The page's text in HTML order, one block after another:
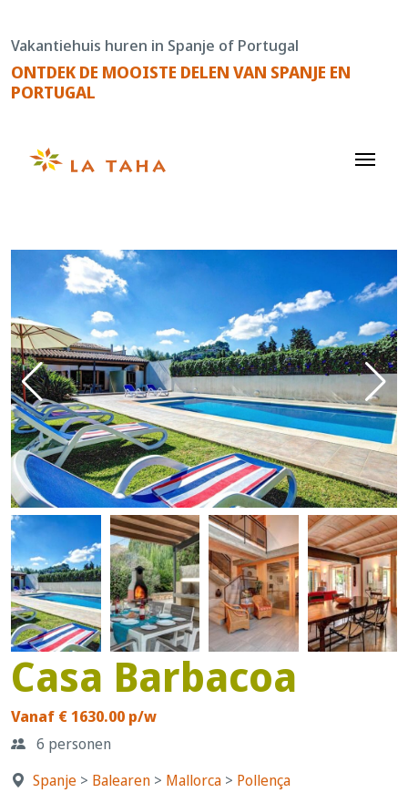
de
content
Vakantiehuis huren in Spanje of Portugal
ONTDEK DE MOOISTE DELEN VAN SPANJE EN
PORTUGAL
Casa Barbacoa
Vanaf € 1630.00 p/w
6 personen
Spanje > Balearen > Mallorca > Pollença